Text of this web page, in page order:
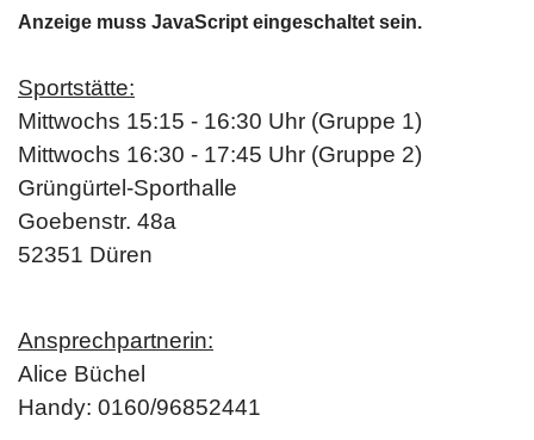
Anzeige muss JavaScript eingeschaltet sein.
Sportstätte:
Mittwochs 15:15 - 16:30 Uhr (Gruppe 1)
Mittwochs 16:30 - 17:45 Uhr (Gruppe 2)
Grüngürtel-Sporthalle
Goebenstr. 48a
52351 Düren
Ansprechpartnerin:
Alice Büchel
Handy: 0160/96852441